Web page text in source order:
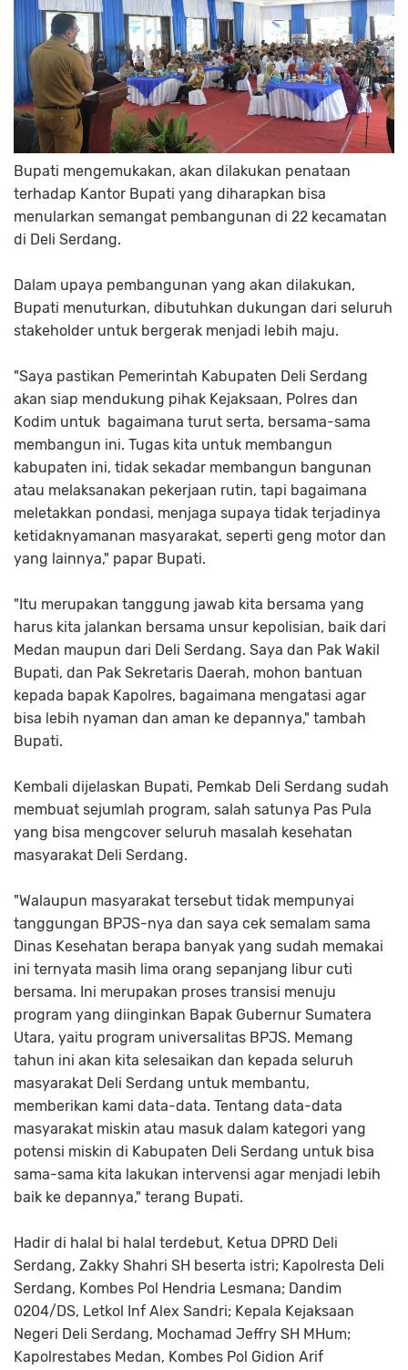
Bupati mengemukakan, akan dilakukan penataan
terhadap Kantor Bupati yang diharapkan bisa
menularkan semangat pembangunan di 22 kecamatan
di Deli Serdang.
Dalam upaya pembangunan yang akan dilakukan,
Bupati menuturkan, dibutuhkan dukungan dari seluruh
stakeholder untuk bergerak menjadi lebih maju.
"Saya pastikan Pemerintah Kabupaten Deli Serdang
akan siap mendukung pihak Kejaksaan, Polres dan
Kodim untuk bagaimana turut serta, bersama-sama
membangun ini. Tugas kita untuk membangun
kabupaten ini, tidak sekadar membangun bangunan
atau melaksanakan pekerjaan rutin, tapi bagaimana
meletakkan pondasi, menjaga supaya tidak terjadinya
ketidaknyamanan masyarakat, seperti geng motor dan
yang lainnya," papar Bupati.
"Itu merupakan tanggung jawab kita bersama yang
harus kita jalankan bersama unsur kepolisian, baik dari
Medan maupun dari Deli Serdang. Saya dan Pak Wakil
Bupati, dan Pak Sekretaris Daerah, mohon bantuan
kepada bapak Kapolres, bagaimana mengatasi agar
bisa lebih nyaman dan aman ke depannya," tambah
Bupati.
Kembali dijelaskan Bupati, Pemkab Deli Serdang sudah
membuat sejumlah program, salah satunya Pas Pula
yang bisa mengcover seluruh masalah kesehatan
masyarakat Deli Serdang.
"Walaupun masyarakat tersebut tidak mempunyai
tanggungan BPJS-nya dan saya cek semalam sama
Dinas Kesehatan berapa banyak yang sudah memakai
ini ternyata masih lima orang sepanjang libur cuti
bersama. Ini merupakan proses transisi menuju
program yang diinginkan Bapak Gubernur Sumatera
Utara, yaitu program universalitas BPJS. Memang
tahun ini akan kita selesaikan dan kepada seluruh
masyarakat Deli Serdang untuk membantu,
memberikan kami data-data. Tentang data-data
masyarakat miskin atau masuk dalam kategori yang
potensi miskin di Kabupaten Deli Serdang untuk bisa
sama-sama kita lakukan intervensi agar menjadi lebih
baik ke depannya," terang Bupati.
Hadir di halal bi halal terdebut, Ketua DPRD Deli
Serdang, Zakky Shahri SH beserta istri; Kapolresta Deli
Serdang, Kombes Pol Hendria Lesmana; Dandim
0204/DS, Letkol Inf Alex Sandri; Kepala Kejaksaan
Negeri Deli Serdang, Mochamad Jeffry SH MHum;
Kapolrestabes Medan, Kombes Pol Gidion Arif